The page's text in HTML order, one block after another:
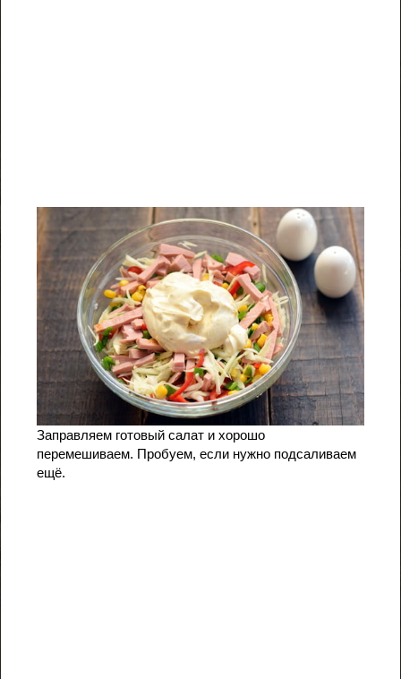
Заправляем готовый салат и хорошо
перемешиваем. Пробуем, если нужно подсаливаем
ещё.